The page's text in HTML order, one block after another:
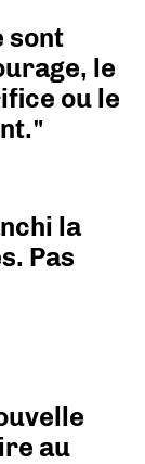
sont
le
ou le
la
Pas
au